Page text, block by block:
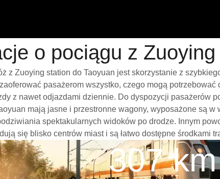
o pociągu z
z Zuoying station do Taoyuan jest skorzystanie z
pasażerom wszystko, czego mogą
z nawet odjazdami dziennie. Do dyspozycji pasażerów
mają jasne i przestronne wagony, wyposażone są
spektakularnych widoków po drodze. Innym
się blisko centrów miast i są łatwo dostępne środkami
307 km